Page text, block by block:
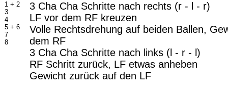
1 + 2
3
4
5 + 6
7
8
3 Cha Cha Schritte nach rechts (r - l - r)
LF vor dem RF kreuzen
Volle Rechtsdrehung auf beiden Ballen,
dem RF
3 Cha Cha Schritte nach links (l - r - l)
RF Schritt zurück, LF etwas anheben
Gewicht zurück auf den LF